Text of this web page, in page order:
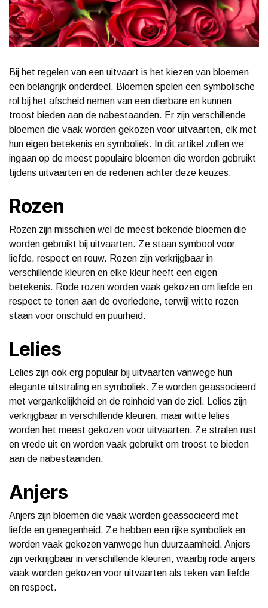
Bij het regelen van een uitvaart is het kiezen van bloemen
een belangrijk onderdeel. Bloemen spelen een symbolische
rol bij het afscheid nemen van een dierbare en kunnen
troost bieden aan de nabestaanden. Er zijn verschillende
bloemen die vaak worden gekozen voor uitvaarten, elk met
hun eigen betekenis en symboliek. In dit artikel zullen we
ingaan op de meest populaire bloemen die worden gebruikt
tijdens uitvaarten en de redenen achter deze keuzes.
Rozen
Rozen zijn misschien wel de meest bekende bloemen die
worden gebruikt bij uitvaarten. Ze staan symbool voor
liefde, respect en rouw. Rozen zijn verkrijgbaar in
verschillende kleuren en elke kleur heeft een eigen
betekenis. Rode rozen worden vaak gekozen om liefde en
respect te tonen aan de overledene, terwijl witte rozen
staan voor onschuld en puurheid.
Lelies
Lelies zijn ook erg populair bij uitvaarten vanwege hun
elegante uitstraling en symboliek. Ze worden geassocieerd
met vergankelijkheid en de reinheid van de ziel. Lelies zijn
verkrijgbaar in verschillende kleuren, maar witte lelies
worden het meest gekozen voor uitvaarten. Ze stralen rust
en vrede uit en worden vaak gebruikt om troost te bieden
aan de nabestaanden.
Anjers
Anjers zijn bloemen die vaak worden geassocieerd met
liefde en genegenheid. Ze hebben een rijke symboliek en
worden vaak gekozen vanwege hun duurzaamheid. Anjers
zijn verkrijgbaar in verschillende kleuren, waarbij rode anjers
vaak worden gekozen voor uitvaarten als teken van liefde
en respect.